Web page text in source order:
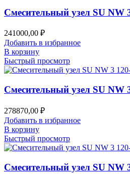
Смесительный узел SU NW
241000,00 ₽
Добавить в избранное
В корзину
Быстрый просмотр
Смесительный узел SU NW
278870,00 ₽
Добавить в избранное
В корзину
Быстрый просмотр
Смесительный узел SU NW